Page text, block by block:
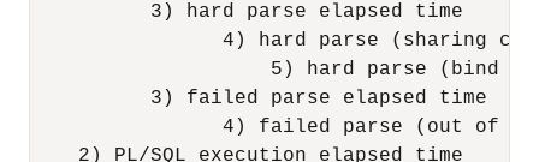
          3) hard parse elapsed time
4) hard parse (sharing
5) hard parse (bind
          3) failed parse elapsed time
4) failed parse (out of
    2) PL/SQL execution elapsed time